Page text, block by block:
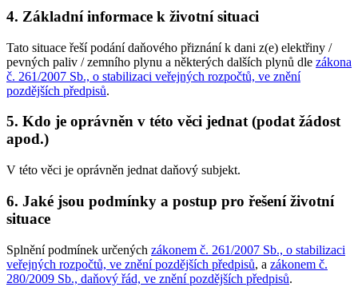
4. Základní informace k životní situaci
Tato situace řeší podání daňového přiznání k dani z(e) elektřiny /
pevných paliv / zemního plynu a některých dalších plynů dle zákona
č. 261/2007 Sb., o stabilizaci veřejných rozpočtů, ve znění
pozdějších předpisů.
5. Kdo je oprávněn v této věci jednat (podat žádost
apod.)
V této věci je oprávněn jednat daňový subjekt.
6. Jaké jsou podmínky a postup pro řešení životní
situace
Splnění podmínek určených zákonem č. 261/2007 Sb., o stabilizaci
veřejných rozpočtů, ve znění pozdějších předpisů, a zákonem č.
280/2009 Sb., daňový řád, ve znění pozdějších předpisů.